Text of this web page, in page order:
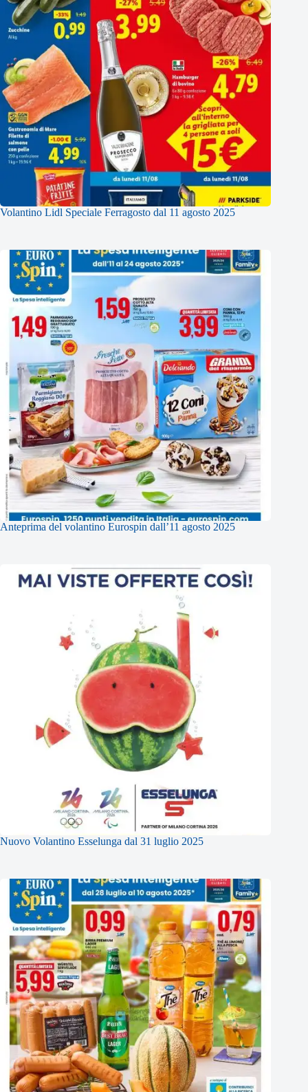
Volantino Lidl Speciale Ferragosto dal 11 agosto 2025
Anteprima del volantino Eurospin dall’11 agosto 2025
Nuovo Volantino Esselunga dal 31 luglio 2025